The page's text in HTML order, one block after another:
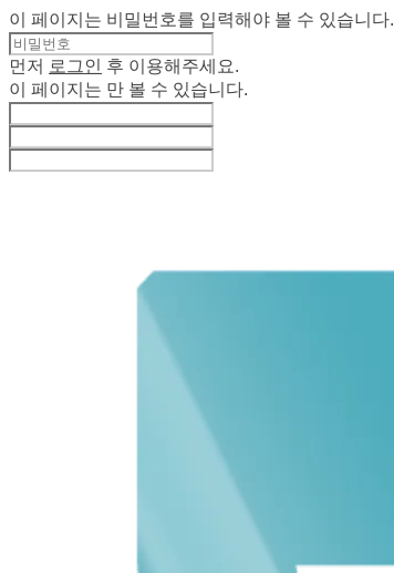
이 페이지는 비밀번호를 입력해야 볼 수 있습니다.
먼저 로그인
후 이용해주세요.
이 페이지는 만 볼 수 있습니다.